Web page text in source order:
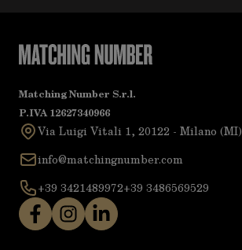
Matching Number S.r.l.
P.IVA 12627340966
Via Luigi Vitali 1, 20122 - Milano (MI)
info@matchingnumber.com
+39 3421489972+39 3486569529